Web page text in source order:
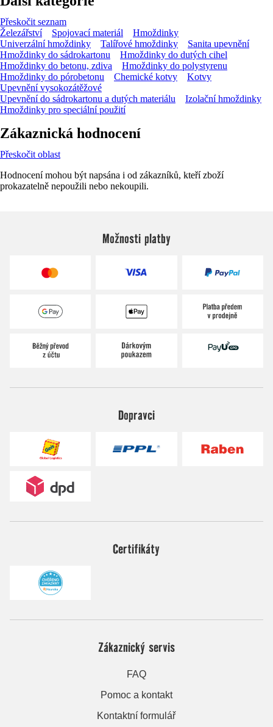
Přeskočit seznam
Železářství
Spojovací materiál
Hmoždinky
Univerzální hmoždinky
Talířové hmoždinky
Sanita upevnění
Hmoždinky do sádrokartonu
Hmoždinky do dutých cihel
Hmoždinky do betonu, zdiva
Hmoždinky do polystyrenu
Hmoždinky do pórobetonu
Chemické kotvy
Kotvy
Upevnění vysokozátěžové
Upevnění do sádrokartonu a dutých materiálu
Izolační hmoždinky
Hmoždinky pro speciální použití
Zákaznická hodnocení
Přeskočit oblast
Hodnocení mohou být napsána i od zákazníků, kteří zboží
prokazatelně nepoužili nebo nekoupili.
Možnosti platby
Dopravci
Certifikáty
Zákaznický servis
FAQ
Pomoc a kontakt
Kontaktní formulář